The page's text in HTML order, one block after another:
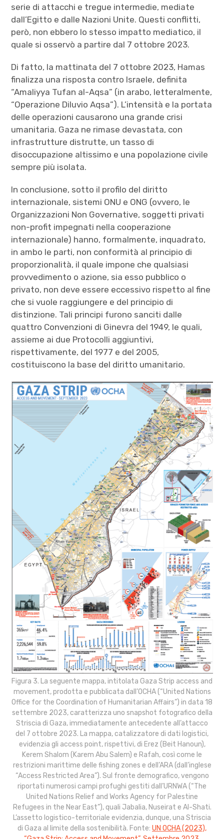
serie di attacchi e tregue intermedie, mediate
dall’Egitto e dalle Nazioni Unite. Questi conflitti,
però, non ebbero lo stesso impatto mediatico, il
quale si osservò a partire dal 7 ottobre 2023.
Di fatto, la mattinata del 7 ottobre 2023, Hamas
finalizza una risposta contro Israele, definita
“Amaliyya Tufan al-Aqsa” (in arabo, letteralmente,
“Operazione Diluvio Aqsa”). L’intensità e la portata
delle operazioni causarono una grande crisi
umanitaria. Gaza ne rimase devastata, con
infrastrutture distrutte, un tasso di
disoccupazione altissimo e una popolazione civile
sempre più isolata.
In conclusione, sotto il profilo del diritto
internazionale, sistemi ONU e ONG (ovvero, le
Organizzazioni Non Governative, soggetti privati
non-profit impegnati nella cooperazione
internazionale) hanno, formalmente, inquadrato,
in ambo le parti, non conformità al principio di
proporzionalità, il quale impone che qualsiasi
provvedimento o azione, sia esso pubblico o
privato, non deve essere eccessivo rispetto al fine
che si vuole raggiungere e del principio di
distinzione. Tali principi furono sanciti dalle
quattro Convenzioni di Ginevra del 1949, le quali,
assieme ai due Protocolli aggiuntivi,
rispettivamente, del 1977 e del 2005,
costituiscono la base del diritto umanitario.
Figura 3. La seguente mappa, intitolata Gaza Strip access and
movement, prodotta e pubblicata dall’OCHA (“United Nations
Office for the Coordination of Humanitarian Affairs”) in data 18
settembre 2023, caratterizza uno snapshot fotografico della
Striscia di Gaza, immediatamente antecedente all’attacco
del 7 ottobre 2023. La mappa, catalizzatore di dati logistici,
evidenzia gli access point, rispettivi, di Erez (Beit Hanoun),
Kerem Shalom (Karem Abu Salem) e Rafah, così come le
restrizioni marittime delle fishing zones e dell’ARA (dall’inglese
“Access Restricted Area”). Sul fronte demografico, vengono
riportati numerosi campi profughi gestiti dall’URNWA (“The
United Nations Relief and Works Agency for Palestine
Refugees in the Near East”), quali Jabalia, Nuseirat e Al-Shati.
L’assetto logistico-territoriale evidenzia, dunque, una Striscia
di Gaza al limite della sostenibilità. Fonte: UN OCHA (2023),